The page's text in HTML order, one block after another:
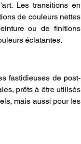
Les transitions en
de couleurs nettes
ou de finitions
éclatantes.
fastidieuses de post-
prêts à être utilisés
mais aussi pour les